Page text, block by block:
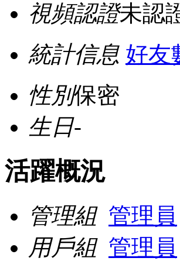
視頻認證未認
統計信息 好友
性別保密
生日-
活躍概況
管理組 管理員
用戶組 管理員